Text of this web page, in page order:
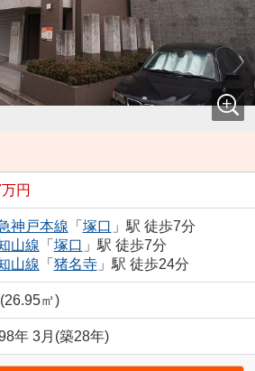
円
神戸本線 「 塚口 」駅 徒歩7分
山線 「 塚口 」駅 徒歩7分
山線 「 猪名寺」駅 徒歩24分
㎡)
年 3月(築28年)